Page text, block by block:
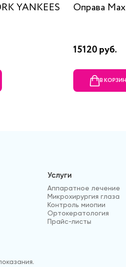
YANKEES
Оправа
15120 руб.
В
Услуги
Аппаратное лечение
Микрохирургия глаза
Контроль миопии
Ортокератология
Прайс-листы